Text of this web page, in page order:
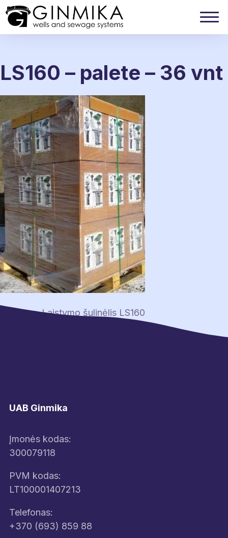
LS160 – palete – 36 vnt
Navigacija
Previous: Laistymo šulinėlis LS160
UAB Ginmika
Įmonės kodas:
300079118
PVM kodas:
LT100001407213
Telefonas:
+370 (693) 859 88